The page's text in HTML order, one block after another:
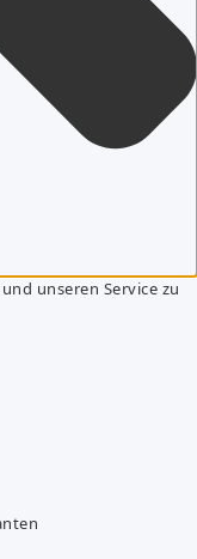
unseren Service zu